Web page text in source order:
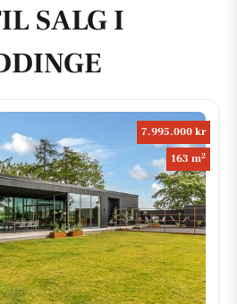
SALG I
7.995.000 kr
163 m2